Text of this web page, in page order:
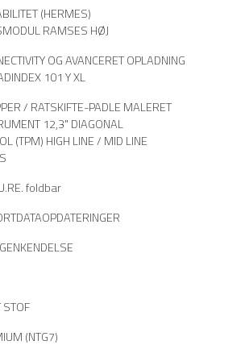
(HERMES)
RAMSES HØJ
OG AVANCERET OPLADNING
101 Y XL
/ RATSKIFTE-PADLE MALERET
12,3" DIAGONAL
(TPM) HIGH LINE / MID LINE
foldbar
(NTG7)